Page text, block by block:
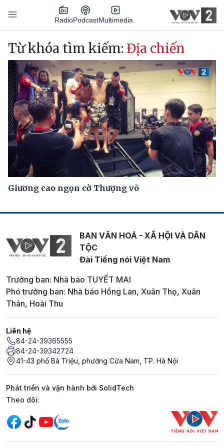
Nhảy đến nội dung
RadioPodcastMultimedia
Main navigation
Từ khóa tìm kiếm: Địa chiến
Giương cao ngọn cờ Thượng võ
BAN VĂN HOÁ - XÃ HỘI VÀ DÂN
TỘC
Đài Tiếng nói Việt Nam
Trưởng ban: Nhà báo TUYẾT MAI
Phó trưởng ban: Nhà báo Hồng Lan, Xuân Thọ, Xuân
Thân, Hoài Thu
Liên hệ
84-24-39365555
84-24-39342724
41-43 phố Bà Triệu, phường Cửa Nam, TP. Hà Nội
Phát triển và vận hành bởi SolidTech
Mạng xã hội
Theo dõi: